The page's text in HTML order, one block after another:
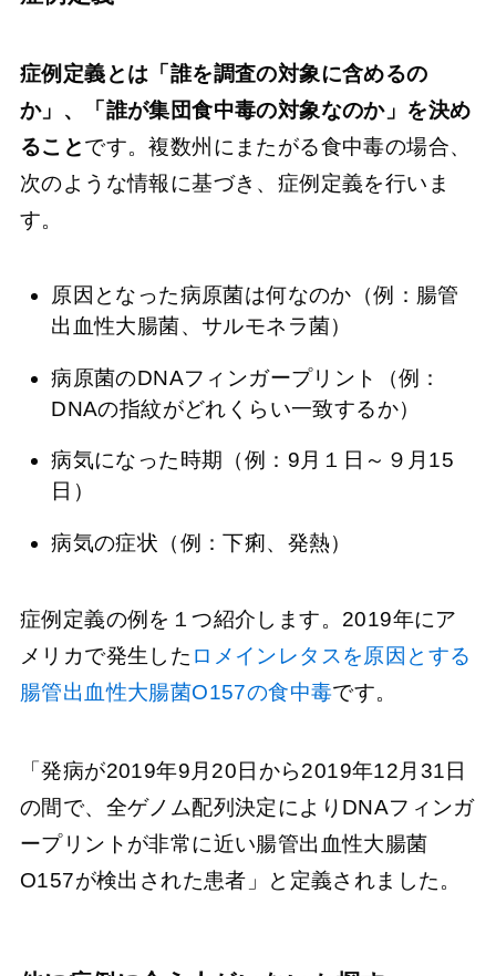
症例定義とは「誰を調査の対象に含めるの
か」、「誰が集団食中毒の対象なのか」を決め
ることです。複数州にまたがる食中毒の場合、
次のような情報に基づき、症例定義を行いま
す。
原因となった病原菌は何なのか（例：腸管
出血性大腸菌、サルモネラ菌）
病原菌のDNAフィンガープリント（例：
DNAの指紋がどれくらい一致するか）
病気になった時期（例：9月１日～９月15
日）
病気の症状（例：下痢、発熱）
症例定義の例を１つ紹介します。2019年にア
メリカで発生した ロメインレタスを原因とする
腸管出血性大腸菌O157の食中毒です。
「発病が2019年9月20日から2019年12月31日
の間で、全ゲノム配列決定によりDNAフィンガ
ープリントが非常に近い腸管出血性大腸菌
O157が検出された患者」と定義されました。